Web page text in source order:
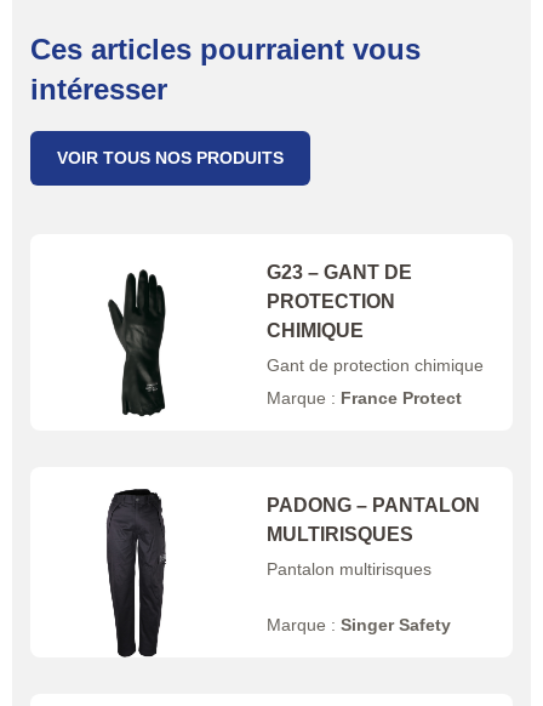
Ces articles pourraient vous
intéresser
VOIR TOUS NOS PRODUITS
G23 – GANT DE
PROTECTION
CHIMIQUE
Gant de protection chimique
Marque : France Protect
PADONG – PANTALON
MULTIRISQUES
Pantalon multirisques
Marque :Singer Safety